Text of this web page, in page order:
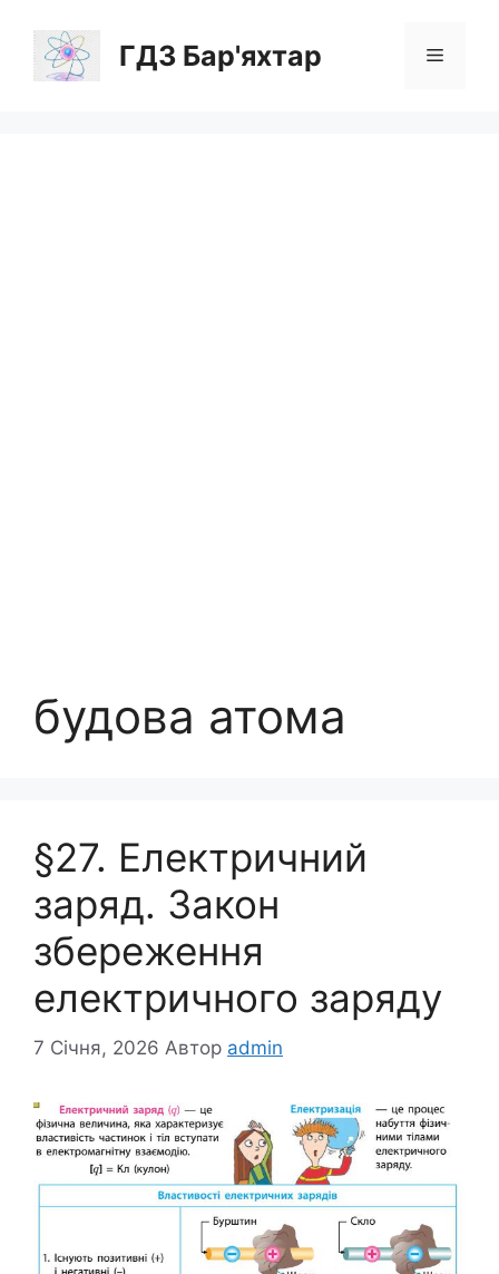
вмісту
ГДЗ Бар'яхтар Меню
будова атома
§27. Електричний
заряд. Закон
збереження
електричного заряду
7 Січня, 2026 Автор admin